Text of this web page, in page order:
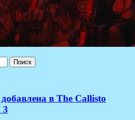
в The Callisto
3